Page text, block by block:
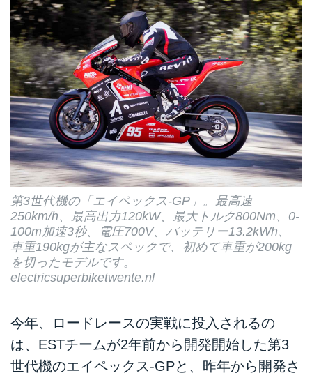
第3世代機の「エイペックス-GP」。最高速
250km/h、最高出力120kW、最大トルク800Nm、0-
100m加速3秒、電圧700V、バッテリー13.2kWh、
車重190kgが主なスペックで、初めて車重が200kg
を切ったモデルです。
electricsuperbiketwente.nl
今年、ロードレースの実戦に投入されるの
は、ESTチームが2年前から開発開始した第3
世代機のエイペックス-GPと、昨年から開発さ